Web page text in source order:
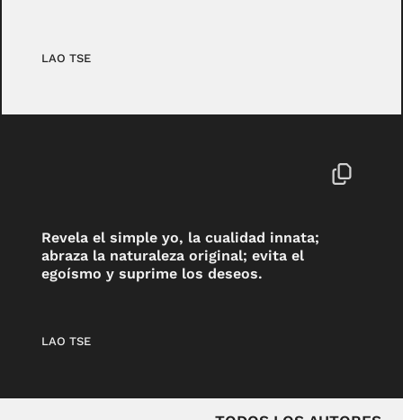
LAO TSE
Revela el simple yo, la cualidad innata;
abraza la naturaleza original; evita el
egoísmo y suprime los deseos.
LAO TSE